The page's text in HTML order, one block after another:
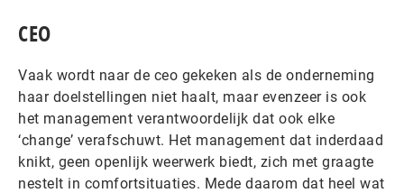
CEO
Vaak wordt naar de ceo gekeken als de onderneming
haar doelstellingen niet haalt, maar evenzeer is ook
het management verantwoordelijk dat ook elke
‘change’ verafschuwt. Het management dat inderdaad
knikt, geen openlijk weerwerk biedt, zich met graagte
nestelt in comfortsituaties. Mede daarom dat heel wat